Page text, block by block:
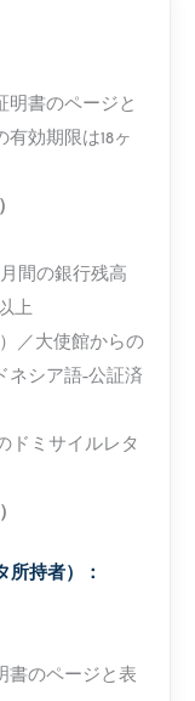
明書のページと
効期限は18ヶ
間の銀行残高
上
／大使館からの
ネシア語-公証済
ドミサイルレタ
持者）：
書のページと表